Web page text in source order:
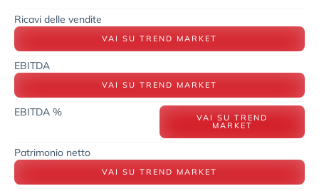
Ricavi delle vendite
VAI SU TREND MARKET
EBITDA
VAI SU TREND MARKET
EBITDA % VAI SU TREND
MARKET
Patrimonio netto
VAI SU TREND MARKET